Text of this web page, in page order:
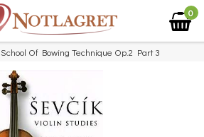
0
Of Bowing Technique Op.2 Part 3
inte detta...